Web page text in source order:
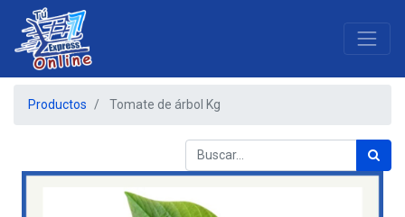
Productos Tomate de árbol Kg